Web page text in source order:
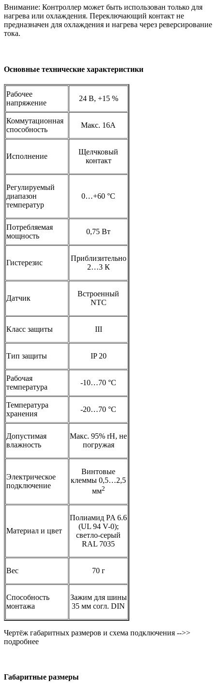
Внимание: Контроллер может быть использован только для
нагрева или охлаждения. Переключающий контакт не
предназначен для охлаждения и нагрева через реверсирование
тока.
Основные технические характеристики
Рабочее
напряжение
24 В, +15 %
Коммутационная
способность
Макс. 16А
Исполнение
Щелчковый
контакт
Регулируемый
диапазон
температур
0…+60 °С
Потребляемая
мощность
0,75 Вт
Гистерезис
Приблизительно
2…3 К
Датчик
Встроенный
NTC
Класс защиты III
Тип защиты IP 20
Рабочая
температура
-10…70 °С
Температура
хранения
-20…70 °С
Допустимая
влажность
Макс. 95% rH, не
погружая
Электрическое
подключение
Винтовые
клеммы 0,5…2,5
мм2
Материал и цвет
Полиамид PA 6.6
(UL 94 V-0);
светло-серый
RAL 7035
Вес 70 г
Способность
монтажа
Зажим для шины
35 мм согл. DIN
Чертёж габаритных размеров и схема подключения -->>
подробнее
Габаритные размеры